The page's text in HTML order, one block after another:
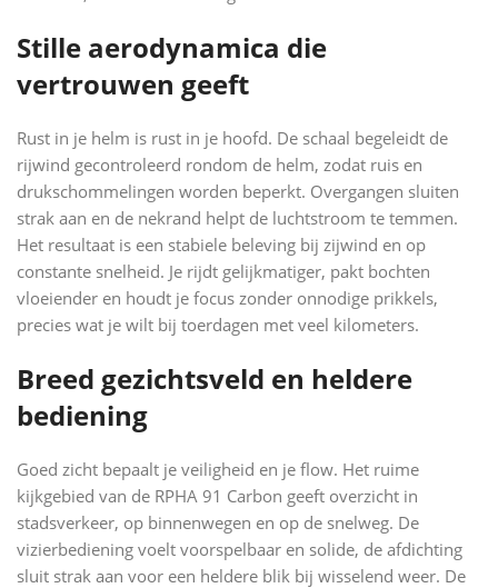
Stille aerodynamica die
vertrouwen geeft
Rust in je helm is rust in je hoofd. De schaal begeleidt de
rijwind gecontroleerd rondom de helm, zodat ruis en
drukschommelingen worden beperkt. Overgangen sluiten
strak aan en de nekrand helpt de luchtstroom te temmen.
Het resultaat is een stabiele beleving bij zijwind en op
constante snelheid. Je rijdt gelijkmatiger, pakt bochten
vloeiender en houdt je focus zonder onnodige prikkels,
precies wat je wilt bij toerdagen met veel kilometers.
Breed gezichtsveld en heldere
bediening
Goed zicht bepaalt je veiligheid en je flow. Het ruime
kijkgebied van de RPHA 91 Carbon geeft overzicht in
stadsverkeer, op binnenwegen en op de snelweg. De
vizierbediening voelt voorspelbaar en solide, de afdichting
sluit strak aan voor een heldere blik bij wisselend weer. De